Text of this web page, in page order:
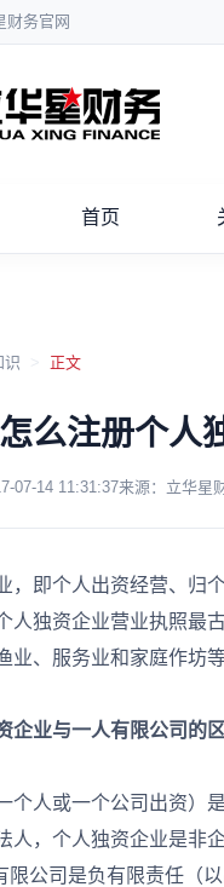
财务官网
首页
识 正文
么注册个人
07-14 11:31:37来源：立华星
即个人出资经营、归个
人独资企业营业执照最
业、服务业和家庭作坊
企业与一人有限公司的
人或一个公司出资）是
人，个人独资企业是非
限公司是负有限责任（